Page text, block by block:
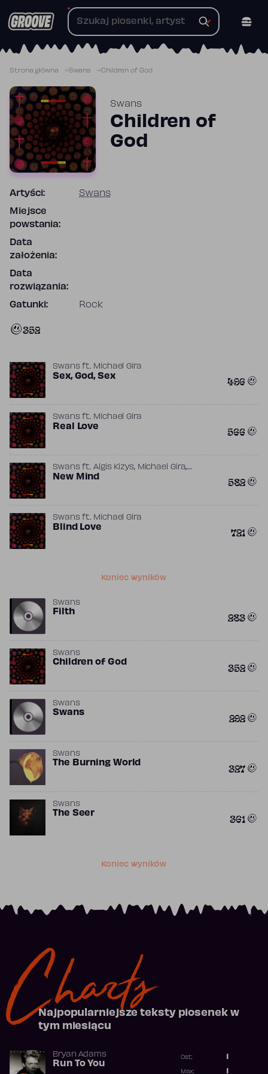
do
Strona główna Swans Children of God
Swans
Children of
God
Artyści: Swans
Miejsce
powstania:
Data
założenia:
Data
rozwiązania:
Gatunki: Rock
352
Swansft. Michael Gira
Sex, God, Sex 496
Swansft. Michael Gira
Real Love 566
Swansft. Algis Kizys, Michael Gira,
Norman Westberg
New Mind 582
Swansft. Michael Gira
Blind Love 721
Koniec wyników
Swans
Filth 283
Swans
Children of God 352
Swans
Swans 292
Swans
The Burning World 327
Swans
The Seer 361
Koniec wyników
Charts
Najpopularniejsze teksty piosenek w
tym miesiącu
Bryan Adams
Run To You
Ost.:
Max: